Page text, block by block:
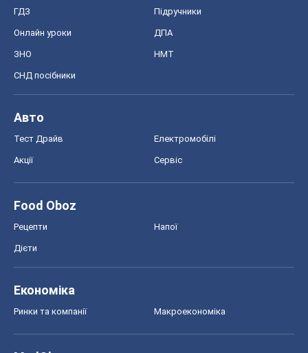
ГДЗ Підручники
Онлайн уроки ДПА
ЗНО НМТ
СНД посібники
Авто
Тест Драйв Електромобілі
Акції Сервіс
Food Oboz
Рецепти Напої
Дієти
Економіка
Ринки та компанії Макроекономіка